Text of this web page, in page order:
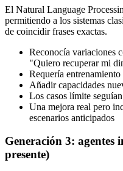
El Natural Language
permitiendo a los sistemas
de coincidir frases exactas.
Reconocía variaciones
"Quiero recuperar mi
Requería
Añadir capacidades
Los casos límite
Una mejora real pero
escenarios anticipados
Generación 3:
presente)